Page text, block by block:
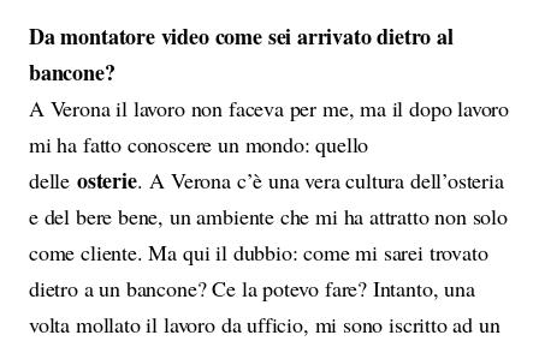
Da montatore video come sei arrivato dietro al
bancone?
A Verona il lavoro non faceva per me, ma il dopo lavoro
mi ha fatto conoscere un mondo: quello
delle osterie. A Verona c’è una vera cultura dell’osteria
e del bere bene, un ambiente che mi ha attratto non solo
come cliente. Ma qui il dubbio: come mi sarei trovato
dietro a un bancone? Ce la potevo fare? Intanto, una
volta mollato il lavoro da ufficio, mi sono iscritto ad un